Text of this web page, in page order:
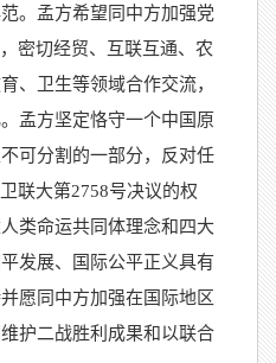
。孟方希望同中方加强党
密切经贸、互联互通、农
、卫生等领域合作交流，
孟方坚定恪守一个中国原
可分割的一部分，反对任
联大第2758号决议的权
类命运共同体理念和四大
发展、国际公平正义具有
愿同中方加强在国际地区
护二战胜利成果和以联合